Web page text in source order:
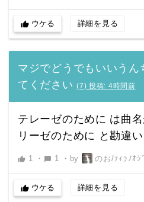
thumb_up ウケる 詳細を見る
マジでどうでもいいうん
てください (7)投稿: 4時間前
テレーゼのために は曲
リーゼのために と勘違
thumb_up 1 ・ chat_bubble 1 ・ by のお/ﾃｨﾗﾉｵｼ
thumb_up ウケる 詳細を見る